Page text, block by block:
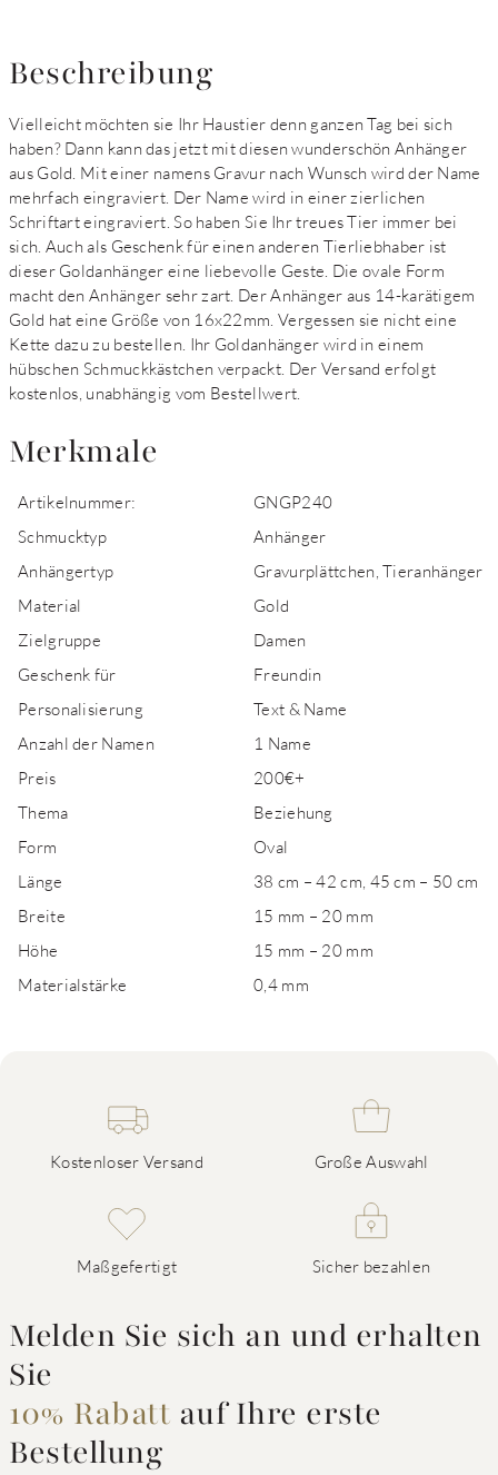
Beschreibung
Vielleicht möchten sie Ihr Haustier denn ganzen Tag bei sich
haben? Dann kann das jetzt mit diesen wunderschön Anhänger
aus Gold. Mit einer namens Gravur nach Wunsch wird der Name
mehrfach eingraviert. Der Name wird in einer zierlichen
Schriftart eingraviert. So haben Sie Ihr treues Tier immer bei
sich. Auch als Geschenk für einen anderen Tierliebhaber ist
dieser Goldanhänger eine liebevolle Geste. Die ovale Form
macht den Anhänger sehr zart. Der Anhänger aus 14-karätigem
Gold hat eine Größe von 16x22mm. Vergessen sie nicht eine
Kette dazu zu bestellen. Ihr Goldanhänger wird in einem
hübschen Schmuckkästchen verpackt. Der Versand erfolgt
kostenlos, unabhängig vom Bestellwert.
Merkmale
Artikelnummer:
GNGP240
Schmucktyp
Anhänger
Anhängertyp
Gravurplättchen, Tieranhänger
Material
Gold
Zielgruppe
Damen
Geschenk für
Freundin
Personalisierung
Text & Name
Anzahl der Namen
1 Name
Preis
200€+
Thema
Beziehung
Form
Oval
Länge
38 cm – 42 cm, 45 cm – 50 cm
Breite
15 mm – 20 mm
Höhe
15 mm – 20 mm
Materialstärke
0,4 mm
Kostenloser Versand Große Auswahl
Maßgefertigt Sicher bezahlen
Melden Sie sich an und erhalten
Sie
10% Rabatt auf Ihre erste
Bestellung